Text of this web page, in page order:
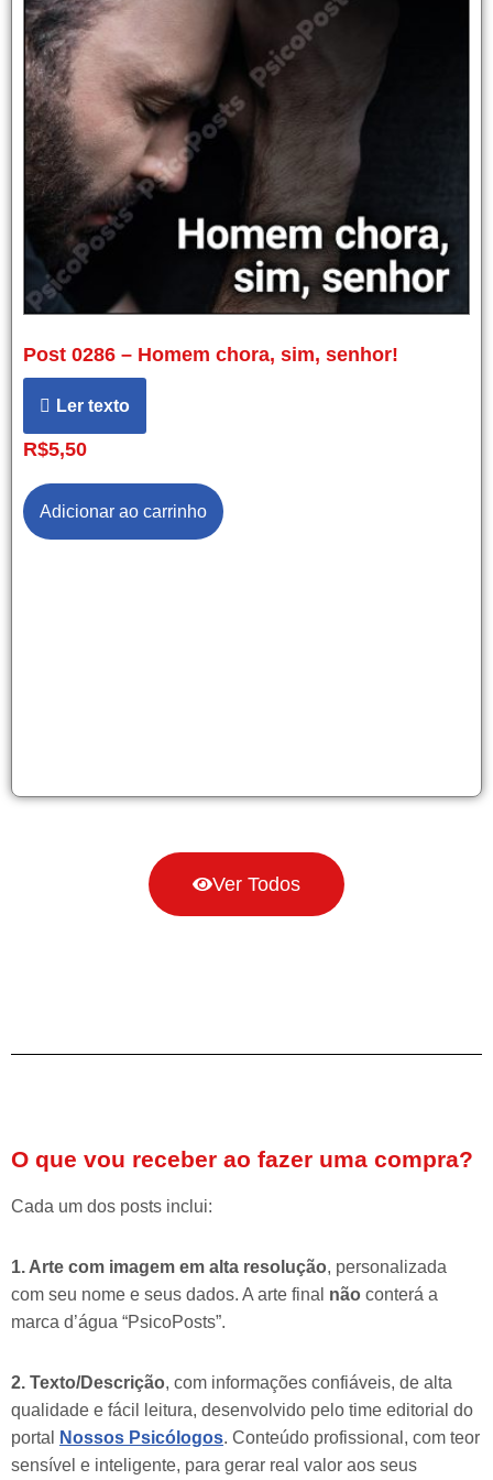
Post 0286 – Homem chora, sim, senhor!
Ler texto
R$5,50
Adicionar ao carrinho
Ver Todos
O que vou receber ao fazer uma compra?
Cada um dos posts inclui:
1. Arte com imagem em alta resolução, personalizada
com seu nome e seus dados. A arte final não conterá a
marca d’água “PsicoPosts”.
2. Texto/Descrição, com informações confiáveis, de alta
qualidade e fácil leitura, desenvolvido pelo time editorial do
portal
Nossos Psicólogos. Conteúdo profissional, com teor
sensível e inteligente, para gerar real valor aos seus